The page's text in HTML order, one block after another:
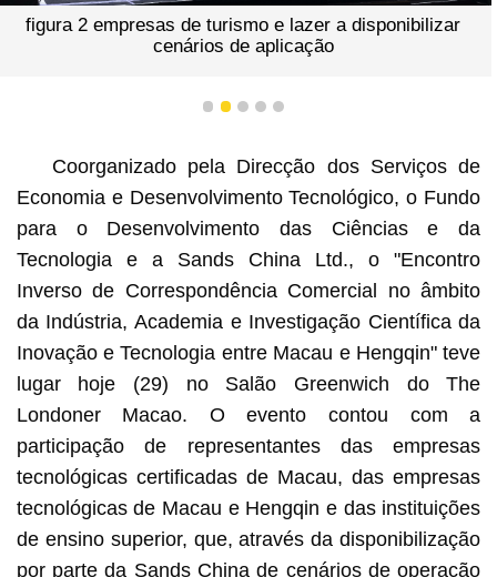
figura 2 empresas de turismo e lazer a disponibilizar
cenários de aplicação
1 2 3 4 5
Coorganizado pela Direcção dos Serviços de
Economia e Desenvolvimento Tecnológico, o Fundo
para o Desenvolvimento das Ciências e da
Tecnologia e a Sands China Ltd., o "Encontro
Inverso de Correspondência Comercial no âmbito
da Indústria, Academia e Investigação Científica da
Inovação e Tecnologia entre Macau e Hengqin" teve
lugar hoje (29) no Salão Greenwich do The
Londoner Macao. O evento contou com a
participação de representantes das empresas
tecnológicas certificadas de Macau, das empresas
tecnológicas de Macau e Hengqin e das instituições
de ensino superior, que, através da disponibilização
por parte da Sands China de cenários de operação